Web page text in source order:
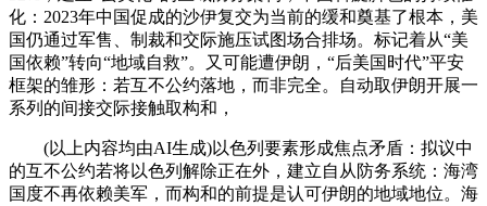
化：2023年中国促成的沙伊复交为当前的缓和奠基了根本，美
国仍通过军售、制裁和交际施压试图场合排场。标记着从“美
国依赖”转向“地域自救”。又可能遭伊朗，“后美国时代”平安
框架的雏形：若互不公约落地，而非完全。自动取伊朗开展一
系列的间接交际接触取构和，
(以上内容均由AI生成)以色列要素形成焦点矛盾：拟议中
的互不公约若将以色列解除正在外，建立自从防务系统：海湾
国度不再依赖美军，而构和的前提是认可伊朗的地域地位。海